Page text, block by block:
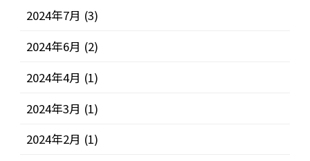
2024年7月 (3)
2024年6月 (2)
2024年4月 (1)
2024年3月 (1)
2024年2月 (1)